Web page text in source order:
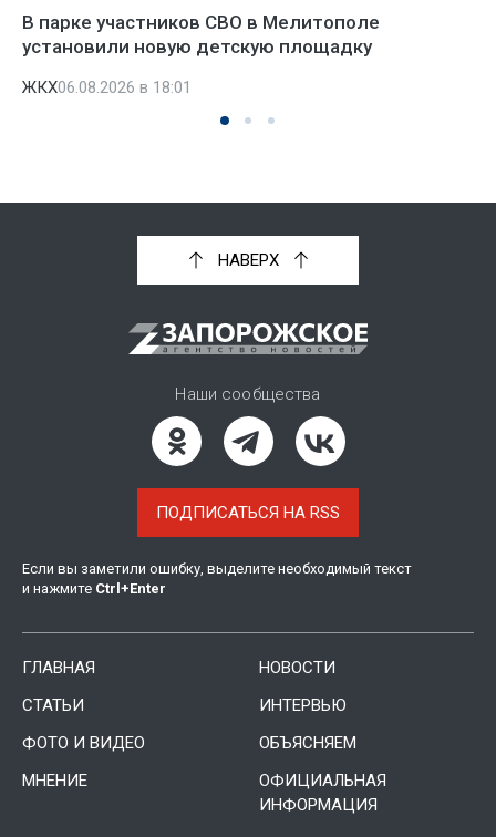
В парке участников СВО в Мелитополе
установили новую детскую площадку
ЖКХ06.08.2026 в 18:01
НАВЕРХ
Наши сообщества
ПОДПИСАТЬСЯ НА RSS
Если вы заметили ошибку, выделите необходимый текст
и нажмите Ctrl +Enter
ГЛАВНАЯ
НОВОСТИ
СТАТЬИ
ИНТЕРВЬЮ
ФОТО И ВИДЕО
ОБЪЯСНЯЕМ
МНЕНИЕ
ОФИЦИАЛЬНАЯ
ИНФОРМАЦИЯ